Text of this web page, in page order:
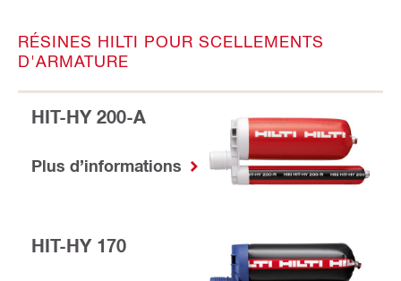
RÉSINES HILTI POUR SCELLEMENTS
D'ARMATURE
HIT-HY 200-A
Plus d’informations
HIT-HY 170